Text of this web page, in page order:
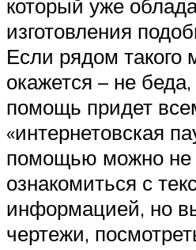
который уже
изготовления
Если рядом такого
окажется – не
помощь придет
«интернетовская
помощью можно не
ознакомиться с
информацией, но
чертежи,